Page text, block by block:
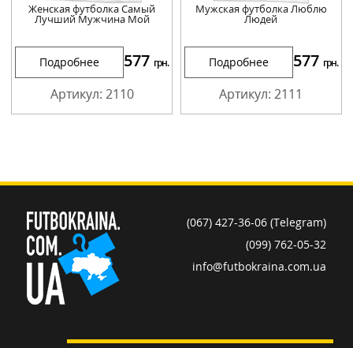
Женская футболка Самый
Лучший Мужчина Мой
Подробнее 577 грн.
Артикул: 2110
Мужская футболка Люблю
Людей
Подробнее 577 грн.
Артикул: 2111
(067) 427-36-06 (Telegram)
(099) 762-05-32
info@futbokraina.com.ua